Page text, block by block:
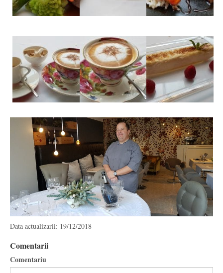
Data actualizarii: 19/12/2018
Comentarii
Comentariu